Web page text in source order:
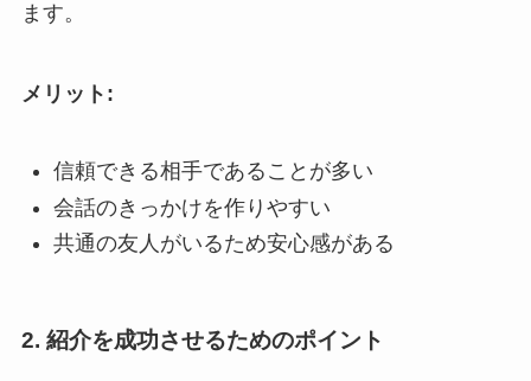
ます。
メリット:
信頼できる相手であることが多い
会話のきっかけを作りやすい
共通の友人がいるため安心感がある
2. 紹介を成功させるためのポイント